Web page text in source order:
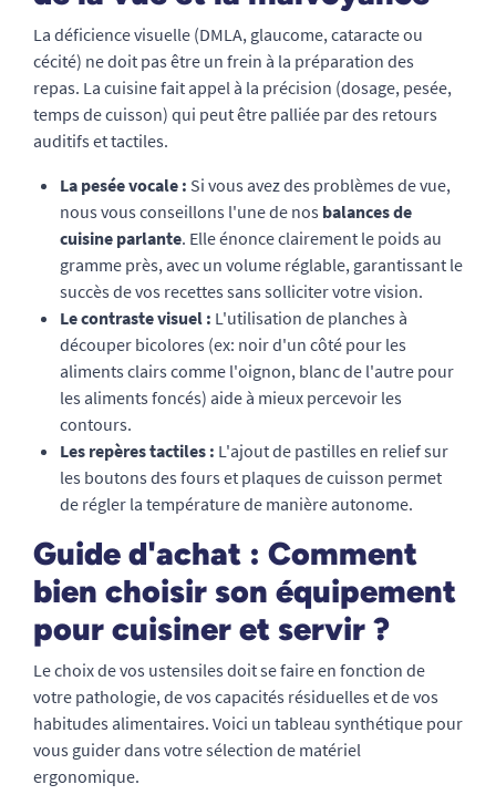
La déficience visuelle (DMLA, glaucome, cataracte ou
cécité) ne doit pas être un frein à la préparation des
repas. La cuisine fait appel à la précision (dosage, pesée,
temps de cuisson) qui peut être palliée par des retours
auditifs et tactiles.
La pesée vocale : Si vous avez des problèmes de vue,
nous vous conseillons l'une de nos balances de
cuisine parlante. Elle énonce clairement le poids au
gramme près, avec un volume réglable, garantissant le
succès de vos recettes sans solliciter votre vision.
Le contraste visuel : L'utilisation de planches à
découper bicolores (ex: noir d'un côté pour les
aliments clairs comme l'oignon, blanc de l'autre pour
les aliments foncés) aide à mieux percevoir les
contours.
Les repères tactiles : L'ajout de pastilles en relief sur
les boutons des fours et plaques de cuisson permet
de régler la température de manière autonome.
Guide d'achat : Comment
bien choisir son équipement
pour cuisiner et servir ?
Le choix de vos ustensiles doit se faire en fonction de
votre pathologie, de vos capacités résiduelles et de vos
habitudes alimentaires. Voici un tableau synthétique pour
vous guider dans votre sélection de matériel
ergonomique.